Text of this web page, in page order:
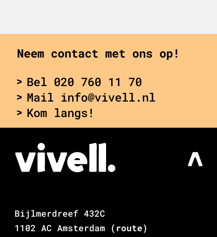
Neem contact met ons op!
Bel 020 760 11 70
Mail info@vivell.nl
Kom langs!
Bijlmerdreef 432C
1102 AC Amsterdam
(route)